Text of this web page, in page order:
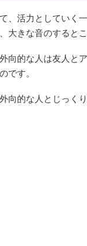
、活力としていく
大きな音のすると
向的な人は友人と
です。
向的な人とじっく